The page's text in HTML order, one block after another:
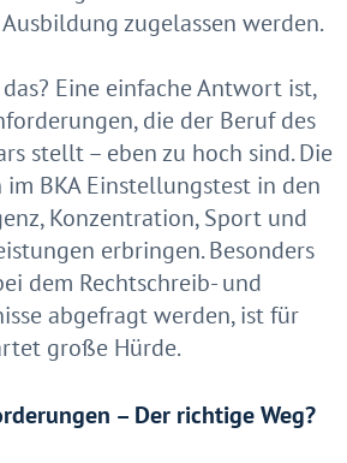
zugelassen werden.
Eine einfache Antwort ist,
die der Beruf des
stellt – eben zu hoch sind. Die
im BKA Einstellungstest in den
Konzentration, Sport und
erbringen. Besonders
dem Rechtschreib- und
abgefragt werden, ist für
große Hürde.
– Der richtige Weg?